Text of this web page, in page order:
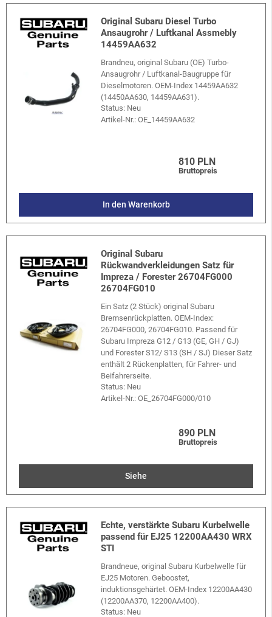
Original Subaru Diesel Turbo
Ansaugrohr / Luftkanal Assmebly
14459AA632
Brandneu, original Subaru (OE) Turbo-
Ansaugrohr / Luftkanal-Baugruppe für
Dieselmotoren. OEM-Index 14459AA632
(14450AA630, 14459AA631).
Status: Neu
Artikel-Nr.:OE_14459AA632
810 PLN
Bruttopreis
In den Warenkorb
Original Subaru
Rückwandverkleidungen Satz für
Impreza / Forester 26704FG000
26704FG010
Ein Satz (2 Stück) original Subaru
Bremsenrückplatten. OEM-Index:
26704FG000, 26704FG010. Passend für
Subaru Impreza G12 / G13 (GE, GH / GJ)
und Forester S12/ S13 (SH / SJ) Dieser Satz
enthält 2 Rückenplatten, für Fahrer- und
Beifahrerseite.
Status: Neu
Artikel-Nr.:OE_26704FG000/010
890 PLN
Bruttopreis
Siehe
Echte, verstärkte Subaru Kurbelwelle
passend für EJ25 12200AA430 WRX
STI
Brandneue, original Subaru Kurbelwelle für
EJ25 Motoren. Geboostet,
induktionsgehärtet. OEM-Index 12200AA430
(12200AA370, 12200AA400).
Status: Neu